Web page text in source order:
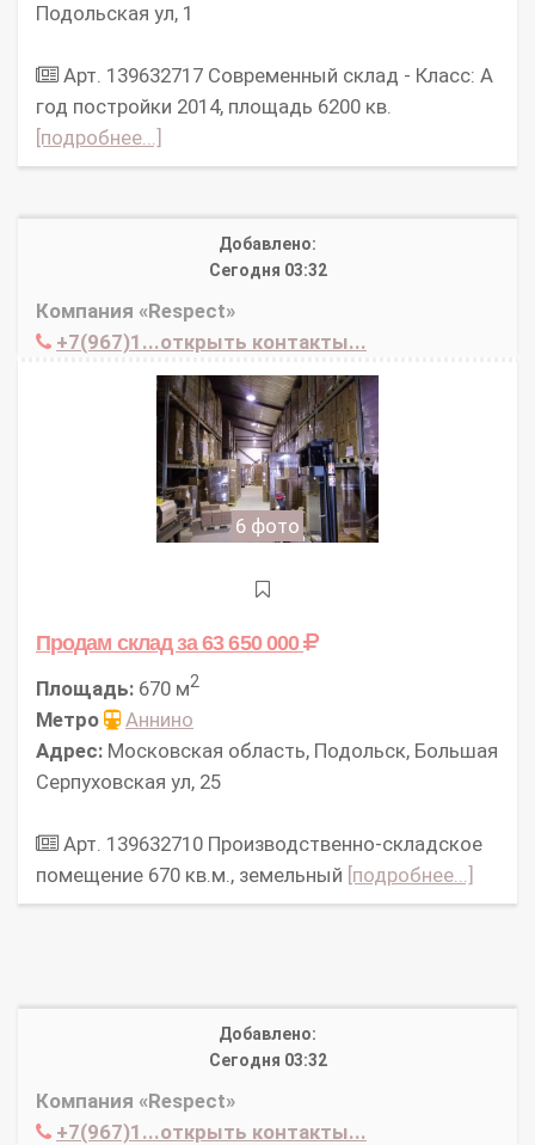
Подольская ул, 1
Арт. 139632717 Современный склад - Класс: А
год постройки 2014, площадь 6200 кв.
[подробнее...]
Добавлено:
Сегодня 03:32
Компания «Respect»
+7(967)1...открыть контакты...
6 фото
Продам складза 63 650 000
Площадь: 670 м2
Метро
Аннино
Адрес: Московская область, Подольск, Большая
Серпуховская ул, 25
Арт. 139632710 Производственно-складское
помещение 670 кв.м., земельный [подробнее...]
Добавлено:
Сегодня 03:32
Компания «Respect»
+7(967)1...открыть контакты...